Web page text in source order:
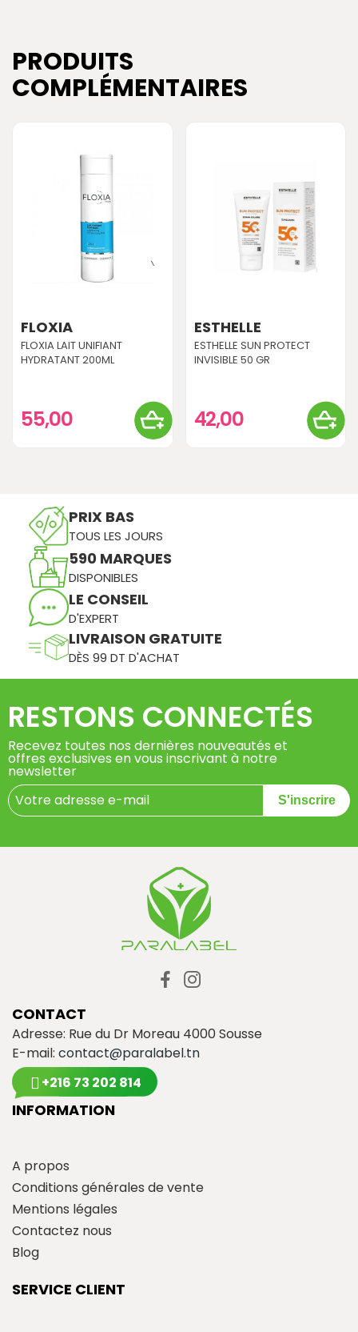
PRODUITS
COMPLÉMENTAIRES
FLOXIA
FLOXIA LAIT UNIFIANT
HYDRATANT 200ML
55,00
ESTHELLE
ESTHELLE SUN PROTECT
INVISIBLE 50 GR
42,00
PRIX BAS
TOUS LES JOURS
590 MARQUES
DISPONIBLES
LE CONSEIL
D'EXPERT
LIVRAISON GRATUITE
DÈS 99 DT D'ACHAT
RESTONS CONNECTÉS
Recevez toutes nos dernières nouveautés et
offres exclusives en vous inscrivant à notre
newsletter
S'inscrire
CONTACT
Adresse: Rue du Dr Moreau 4000 Sousse
E-mail: contact@paralabel.tn
+216 73 202 814
INFORMATION
A propos
Conditions générales de vente
Mentions légales
Contactez nous
Blog
SERVICE CLIENT